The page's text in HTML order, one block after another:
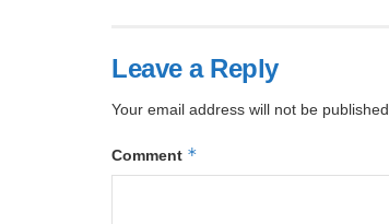
Leave a Reply
Your email address will not be published.
Comment *